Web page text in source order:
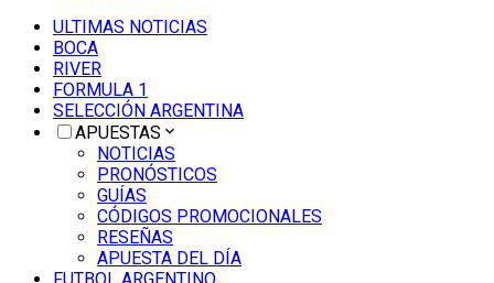
ULTIMAS NOTICIAS
BOCA
RIVER
FORMULA 1
SELECCIÓN ARGENTINA
APUESTAS
NOTICIAS
PRONÓSTICOS
GUÍAS
CÓDIGOS PROMOCIONALES
RESEÑAS
APUESTA DEL DÍA